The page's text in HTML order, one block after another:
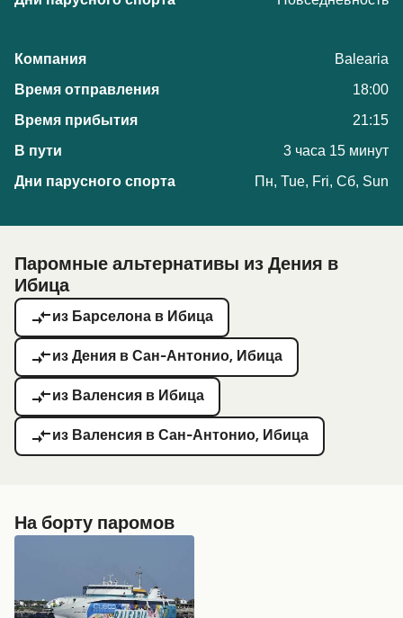
Balearia
18:00
21:15
3 часа 15 минут
Пн, Tue, Fri, Сб, Sun
Паромные альтернативы из Дения в
Ибица
из Барселона в Ибица
из Дения в Сан-Антонио, Ибица
из Валенсия в Ибица
из Валенсия в Сан-Антонио, Ибица
На борту паромов